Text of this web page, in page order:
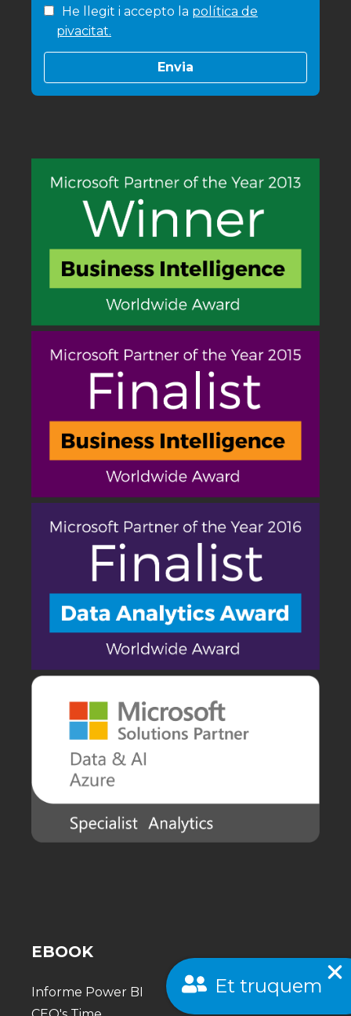
Et truquem
He llegit i accepto la política de
pivacitat.
EBOOK
Informe Power BI